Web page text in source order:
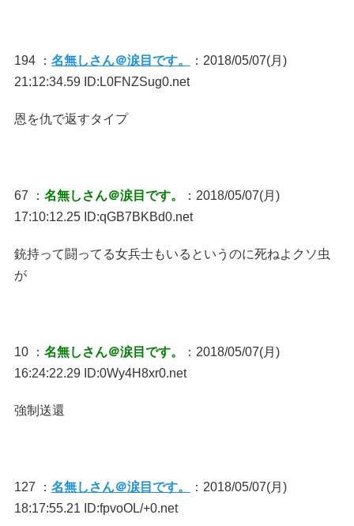
194 ： 名無しさん＠涙目です。
：2018/05/07(月)
21:12:34.59 ID:L0FNZSug0.net
恩を仇で返すタイプ
67 ： 名無しさん＠涙目です。
：2018/05/07(月)
17:10:12.25 ID:qGB7BKBd0.net
銃持って闘ってる女兵士もいるというのに死ねよクソ虫
が
10 ： 名無しさん＠涙目です。
：2018/05/07(月)
16:24:22.29 ID:0Wy4H8xr0.net
強制送還
127 ： 名無しさん＠涙目です。
：2018/05/07(月)
18:17:55.21 ID:fpvoOL/+0.net